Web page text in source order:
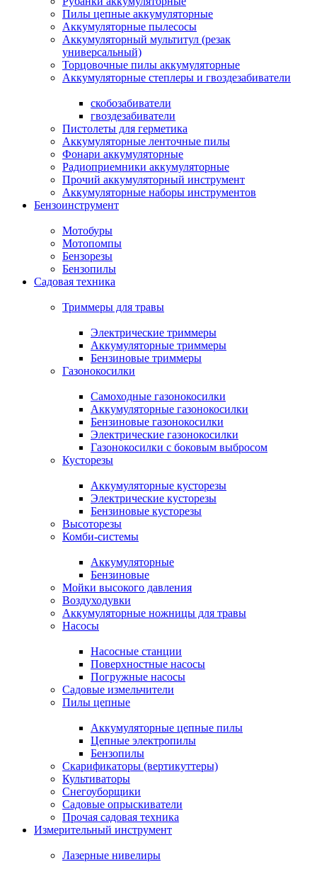
Пилы цепные аккумуляторные
Аккумуляторные пылесосы
Аккумуляторный мультитул (резак
универсальный)
Торцовочные пилы аккумуляторные
Аккумуляторные степлеры и гвоздезабиватели
скобозабиватели
гвоздезабиватели
Пистолеты для герметика
Аккумуляторные ленточные пилы
Фонари аккумуляторные
Радиоприемники аккумуляторные
Прочий аккумуляторный инструмент
Аккумуляторные наборы инструментов
Бензоинструмент
Мотобуры
Мотопомпы
Бензорезы
Бензопилы
Садовая техника
Триммеры для травы
Электрические триммеры
Аккумуляторные триммеры
Бензиновые триммеры
Газонокосилки
Самоходные газонокосилки
Аккумуляторные газонокосилки
Бензиновые газонокосилки
Электрические газонокосилки
Газонокосилки с боковым выбросом
Кусторезы
Аккумуляторные кусторезы
Электрические кусторезы
Бензиновые кусторезы
Высоторезы
Комби-системы
Аккумуляторные
Бензиновые
Мойки высокого давления
Воздуходувки
Аккумуляторные ножницы для травы
Насосы
Насосные станции
Поверхностные насосы
Погружные насосы
Садовые измельчители
Пилы цепные
Аккумуляторные цепные пилы
Цепные электропилы
Бензопилы
Скарификаторы (вертикуттеры)
Культиваторы
Снегоуборщики
Садовые опрыскиватели
Прочая садовая техника
Измерительный инструмент
Лазерные нивелиры